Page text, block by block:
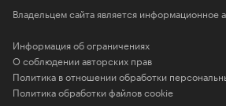
Владельцем сайта является информационное
Информация об ограничениях
О соблюдении авторских прав
Политика в отношении обработки
Политика обработки файлов cookie